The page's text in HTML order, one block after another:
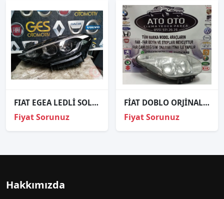
FIAT EGEA LEDLİ SOL ÖN FAR ORJİNAL ÇIKMA PARÇALAR
Fiyat Sorunuz
FİAT DOBLO ORJİNAL ÇIKMA PARÇA SAĞ FAR
Fiyat Sorunuz
Hakkımızda